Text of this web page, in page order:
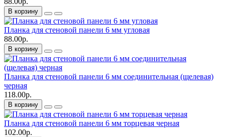
В корзину
Планка для стеновой панели 6 мм угловая
88.00р.
В корзину
Планка для стеновой панели 6 мм соединительная (щелевая)
черная
118.00р.
В корзину
Планка для стеновой панели 6 мм торцевая черная
102.00р.